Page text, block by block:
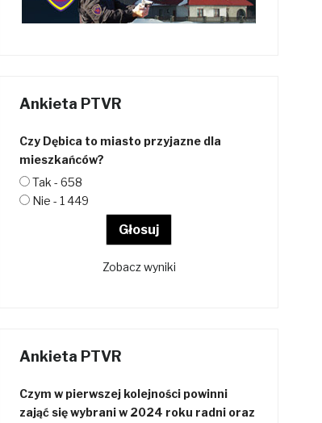
Ankieta PTVR
Czy Dębica to miasto przyjazne dla
mieszkańców?
Tak - 658
Nie - 1 449
Zobacz wyniki
Ankieta PTVR
Czym w pierwszej kolejności powinni
zająć się wybrani w 2024 roku radni oraz